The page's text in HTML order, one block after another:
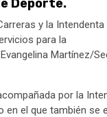
Deporte.
y la Intendenta
para la
Martínez/
por la
en el que también se